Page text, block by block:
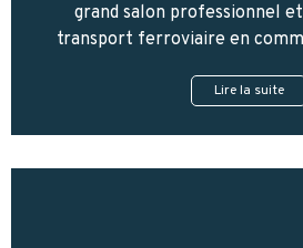
grand salon professionnel
transport ferroviaire en
Lire la suite